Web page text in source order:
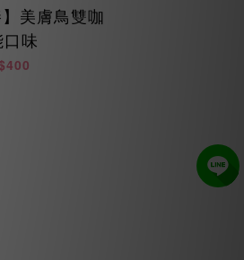
】美膚鳥雙咖
味